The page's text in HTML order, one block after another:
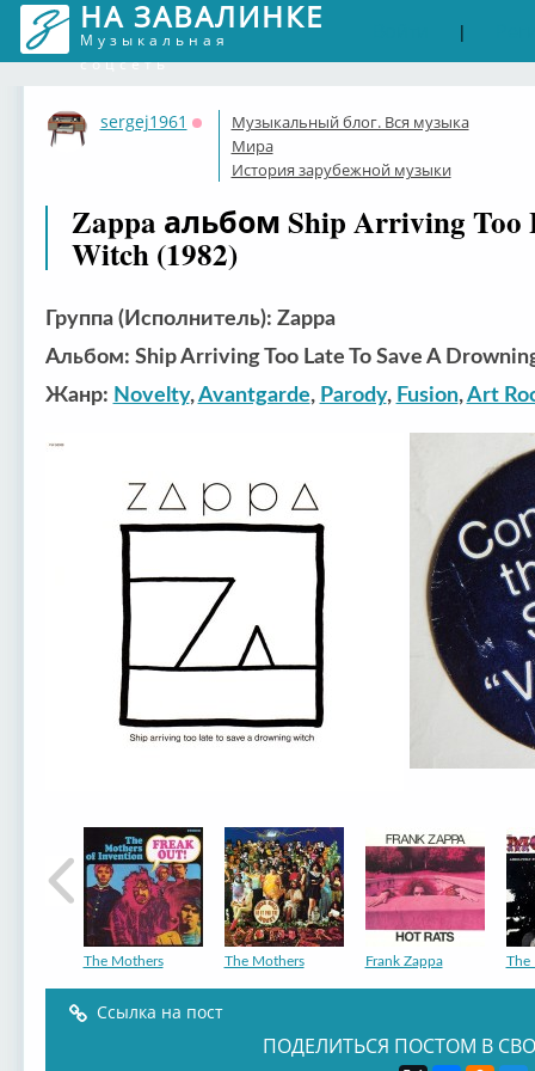
НА ЗАВАЛИНКЕ
Музыкальная
соцсеть
|
sergej1961
Оффлайн
Музыкальный блог. Вся музыка
Мира
История зарубежной музыки
Zappa альбом Ship Arriving Too
Witch (1982)
Группа (Исполнитель): Zappa
Альбом: Ship Arriving Too Late To Save A
Жанр: Novelty,Avantgarde, Parody, Fusion,Art
The Mothers The Mothers Frank Zappa The
Ссылка на пост
ПОДЕЛИТЬСЯ ПОСТОМ В